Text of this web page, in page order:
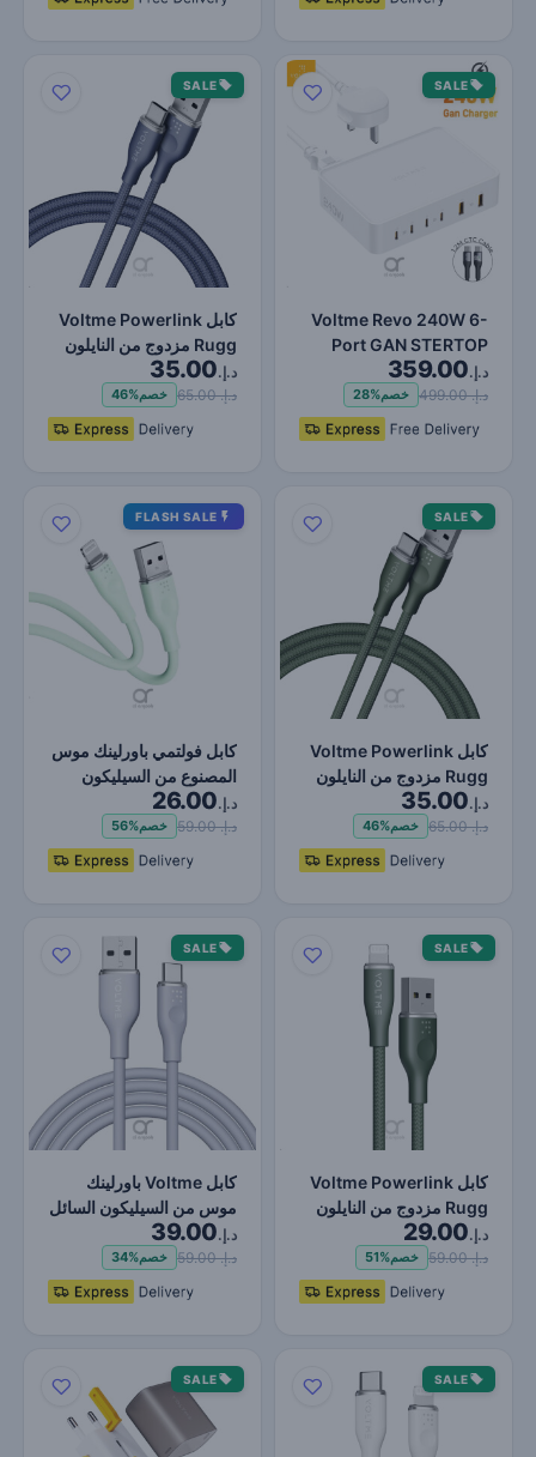
SALE
Voltme Revo 240W 6-
Port GAN STERTOP
POWERT مع PD3.1 ،
140W USB-C…
د.إ.359.00
د.إ. 499.00 خصم28%
SALE
كابل Voltme Powerlink
Rugg مزدوج من النايلون
USB A إلى النوع C 3…
د.إ.35.00
د.إ. 65.00 خصم46%
SALE
كابل Voltme Powerlink
Rugg مزدوج من النايلون
USB A إلى النوع C 3…
د.إ.35.00
د.إ. 65.00 خصم46%
FLASH SALE
كابل فولتمي باورلينك موس
المصنوع من السيليكون
السائل، من نوع USB…
د.إ.26.00
د.إ. 59.00 خصم56%
SALE
كابل Voltme Powerlink
Rugg مزدوج من النايلون
USB A إلى Lightning…
د.إ.29.00
د.إ. 59.00 خصم51%
SALE
كابل Voltme باورلينك
موس من السيليكون السائل
USB-A إلى Type-C بق…
د.إ.39.00
د.إ. 59.00 خصم34%
SALE
SALE